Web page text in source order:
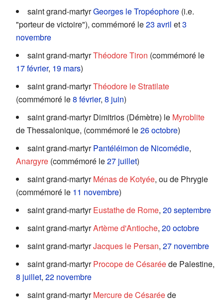
saint grand-martyrGeorges le Tropéophore (i.e.
"porteur de victoire"), commémoré le23 avril et3
novembre
saint grand-martyrThéodore Tiron (commémoré le
17 février, 19 mars)
saint grand-martyrThéodore le Stratilate
(commémoré le8 février, 8 juin)
saint grand-martyr Dimitrios (Démètre) le Myroblite
de Thessalonique, (commémoré le26 octobre)
saint grand-martyrPantéléimon de Nicomédie,
Anargyre (commémoré le27 juillet)
saint grand-martyrMénas de Kotyée, ou de Phrygie
(commémoré le 11 novembre)
saint grand-martyrEustathe de Rome, 20 septembre
saint grand-martyrArtème d'Antioche, 20 octobre
saint grand-martyrJacques le Persan, 27 novembre
saint grand-martyrProcope de Césaréede Palestine,
8 juillet, 22 novembre
saint grand-martyrMercure de Césaréede